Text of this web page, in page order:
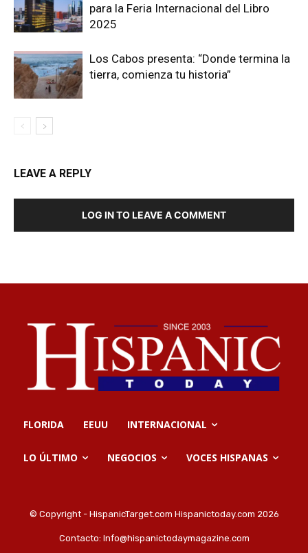
para la Feria Internacional del Libro
2025
Los Cabos presenta: “Donde termina la
tierra, comienza tu historia”
LEAVE A REPLY
LOG IN TO LEAVE A COMMENT
FLORIDA EEUU INTERNACIONAL
LO ÚLTIMO NEGOCIOS VOCES HISPANAS
© Copyright - HispanicTarget.com Hispanictoday.com 2026
Contacto: Info@hispanictodaymagazine.com